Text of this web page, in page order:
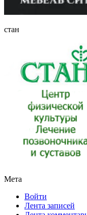
стан
Мета
Войти
Лента записей